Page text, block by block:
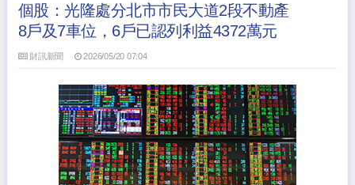
個股：光隆處分北市市民大道2段不動產
8戶及7車位，6戶已認列利益4372萬元
財訊新聞 2026/05/20 07:04